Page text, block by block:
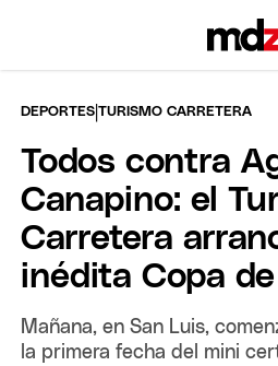
DEPORTES |TURISMO CARRETERA
Todos contra
Canapino: el
Carretera
inédita Copa
Mañana, en San Luis,
la primera fecha del mini